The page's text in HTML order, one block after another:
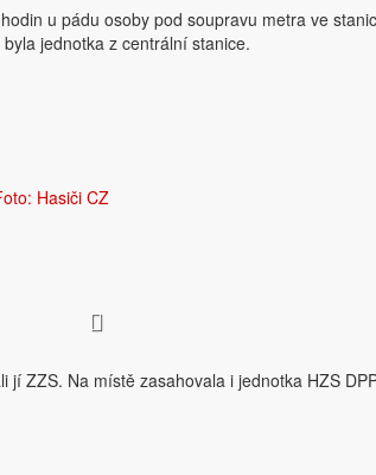
u pádu osoby pod soupravu metra ve
jednotka z centrální stanice.
Hasiči CZ
ZZS. Na místě zasahovala i jednotka HZS